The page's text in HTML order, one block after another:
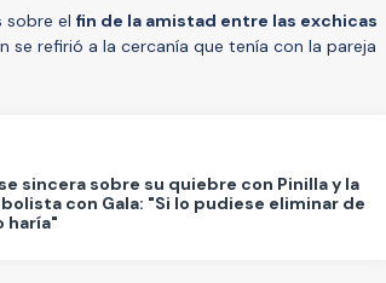
sobre el fin de la amistad entre las exchicas
se refirió a la cercanía que tenía con la pareja
sincera sobre su quiebre con Pinilla y la
con Gala: "Si lo pudiese eliminar de
haría"